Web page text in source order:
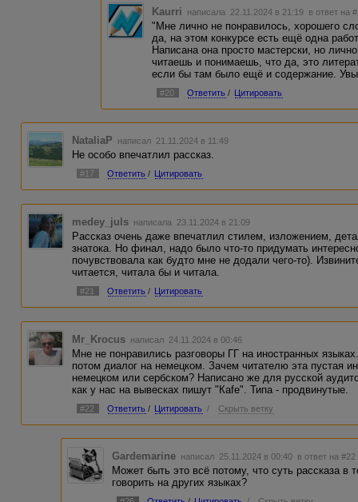
Kaurri написала 22.11.2024 в 21:19 в ответ на
"Мне лично не понравилось, хорошего
да, на этом конкурсе есть ещё одна
Написана она просто мастерски, но
читаешь и понимаешь, что да, это
если бы там было ещё и содержание.
#20 Ответить / Цитировать
NataliaP написал 21.11.2024 в 11:49
Не особо впечатлил рассказ.
#17 Ответить / Цитировать
medey_juls написала 23.11.2024 в 21:09
Рассказ очень даже впечатлил стилем, изложением,
знатока. Но финал, надо было что-то придумать
почувствовала как будто мне не додали чего-то).
читается, читала бы и читала.
#21 Ответить / Цитировать
Mr_Krocus написал 24.11.2024 в 00:46
Мне не понравились разговоры ГГ на иностранных
потом диалог на немецком. Зачем читателю эта пустая
немецком или сербском? Написано же для русской
как у нас на вывесках пишут "Каfe". Типа - продвинутые.
#22 Ответить / Цитировать / Скрыть ветку
Gardemarine написал 25.11.2024 в 00:40 в ответ на #22
Может быть это всё потому, что суть рассказа в
говорить на других языках?